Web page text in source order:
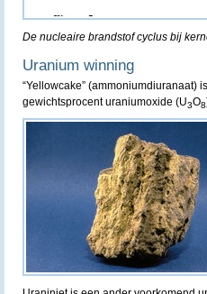
De nucleaire brandstof cyclus bij
Uranium winning
“Yellowcake” (ammoniumdiuranaat)
gewichtsprocent uraniumoxide (U3O8